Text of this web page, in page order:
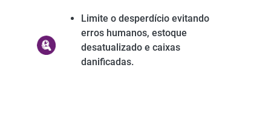
Limite o desperdício evitando
erros humanos, estoque
desatualizado e caixas
danificadas.​